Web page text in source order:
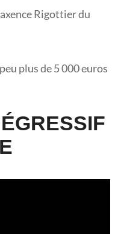
Rigottier du
plus de 5 000 euros